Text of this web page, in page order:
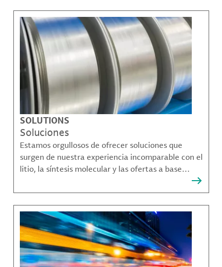
SOLUTIONS
Soluciones
Estamos orgullosos de ofrecer soluciones que
surgen de nuestra experiencia incomparable con el
litio, la síntesis molecular y las ofertas a base
bromo que resuelven muchos de los desafíos más
complejos de nuestros clientes.